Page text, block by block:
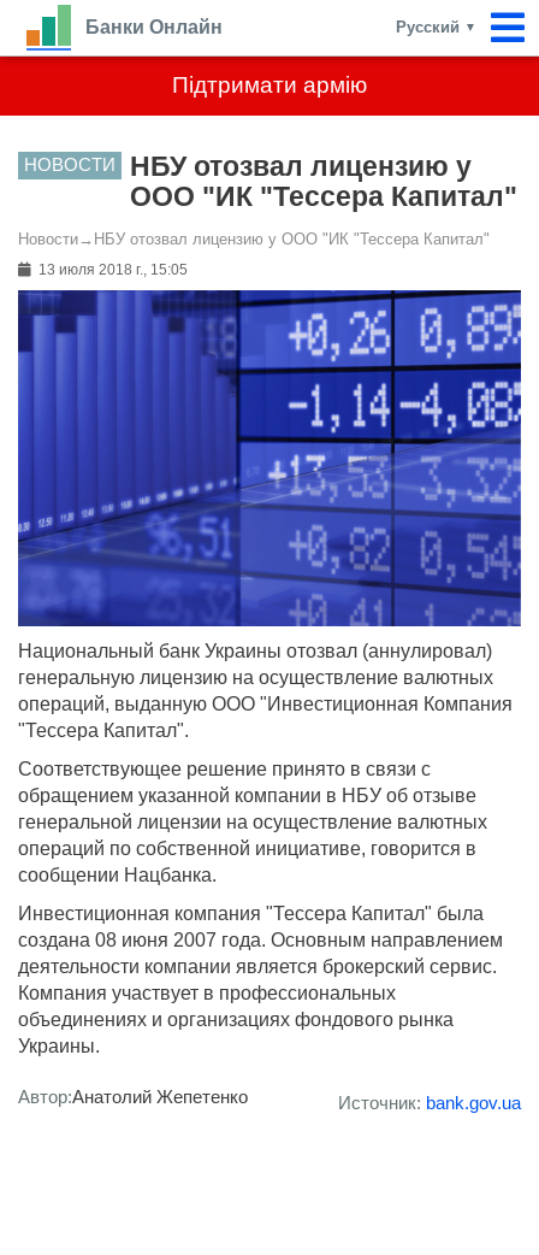
Підтримати армію
Банки Онлайн Русский ▼
НОВОСТИ
НБУ отозвал лицензию у
ООО "ИК "Тессера Капитал"
Новости→ НБУ отозвал лицензию у ООО "ИК "Тессера Капитал"
13 июля 2018 г., 15:05
Национальный банк Украины отозвал (аннулировал)
генеральную лицензию на осуществление валютных
операций, выданную ООО "Инвестиционная Компания
"Тессера Капитал".
Соответствующее решение принято в связи с
обращением указанной компании в НБУ об отзыве
генеральной лицензии на осуществление валютных
операций по собственной инициативе, говорится в
сообщении Нацбанка.
Инвестиционная компания "Тессера Капитал" была
создана 08 июня 2007 года. Основным направлением
деятельности компании является брокерский сервис.
Компания участвует в профессиональных
объединениях и организациях фондового рынка
Украины.
Автор:Анатолий Жепетенко Источник: bank.gov.ua